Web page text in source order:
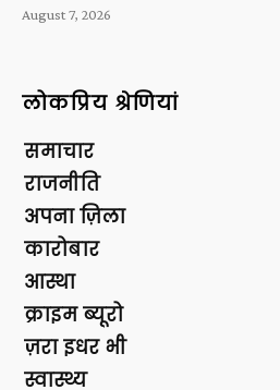
August 7, 2026
लोकप्रिय श्रेणियां
समाचार
राजनीति
अपना ज़िला
कारोबार
आस्था
क्राइम ब्यूरो
ज़रा इधर भी
स्वास्थ्य